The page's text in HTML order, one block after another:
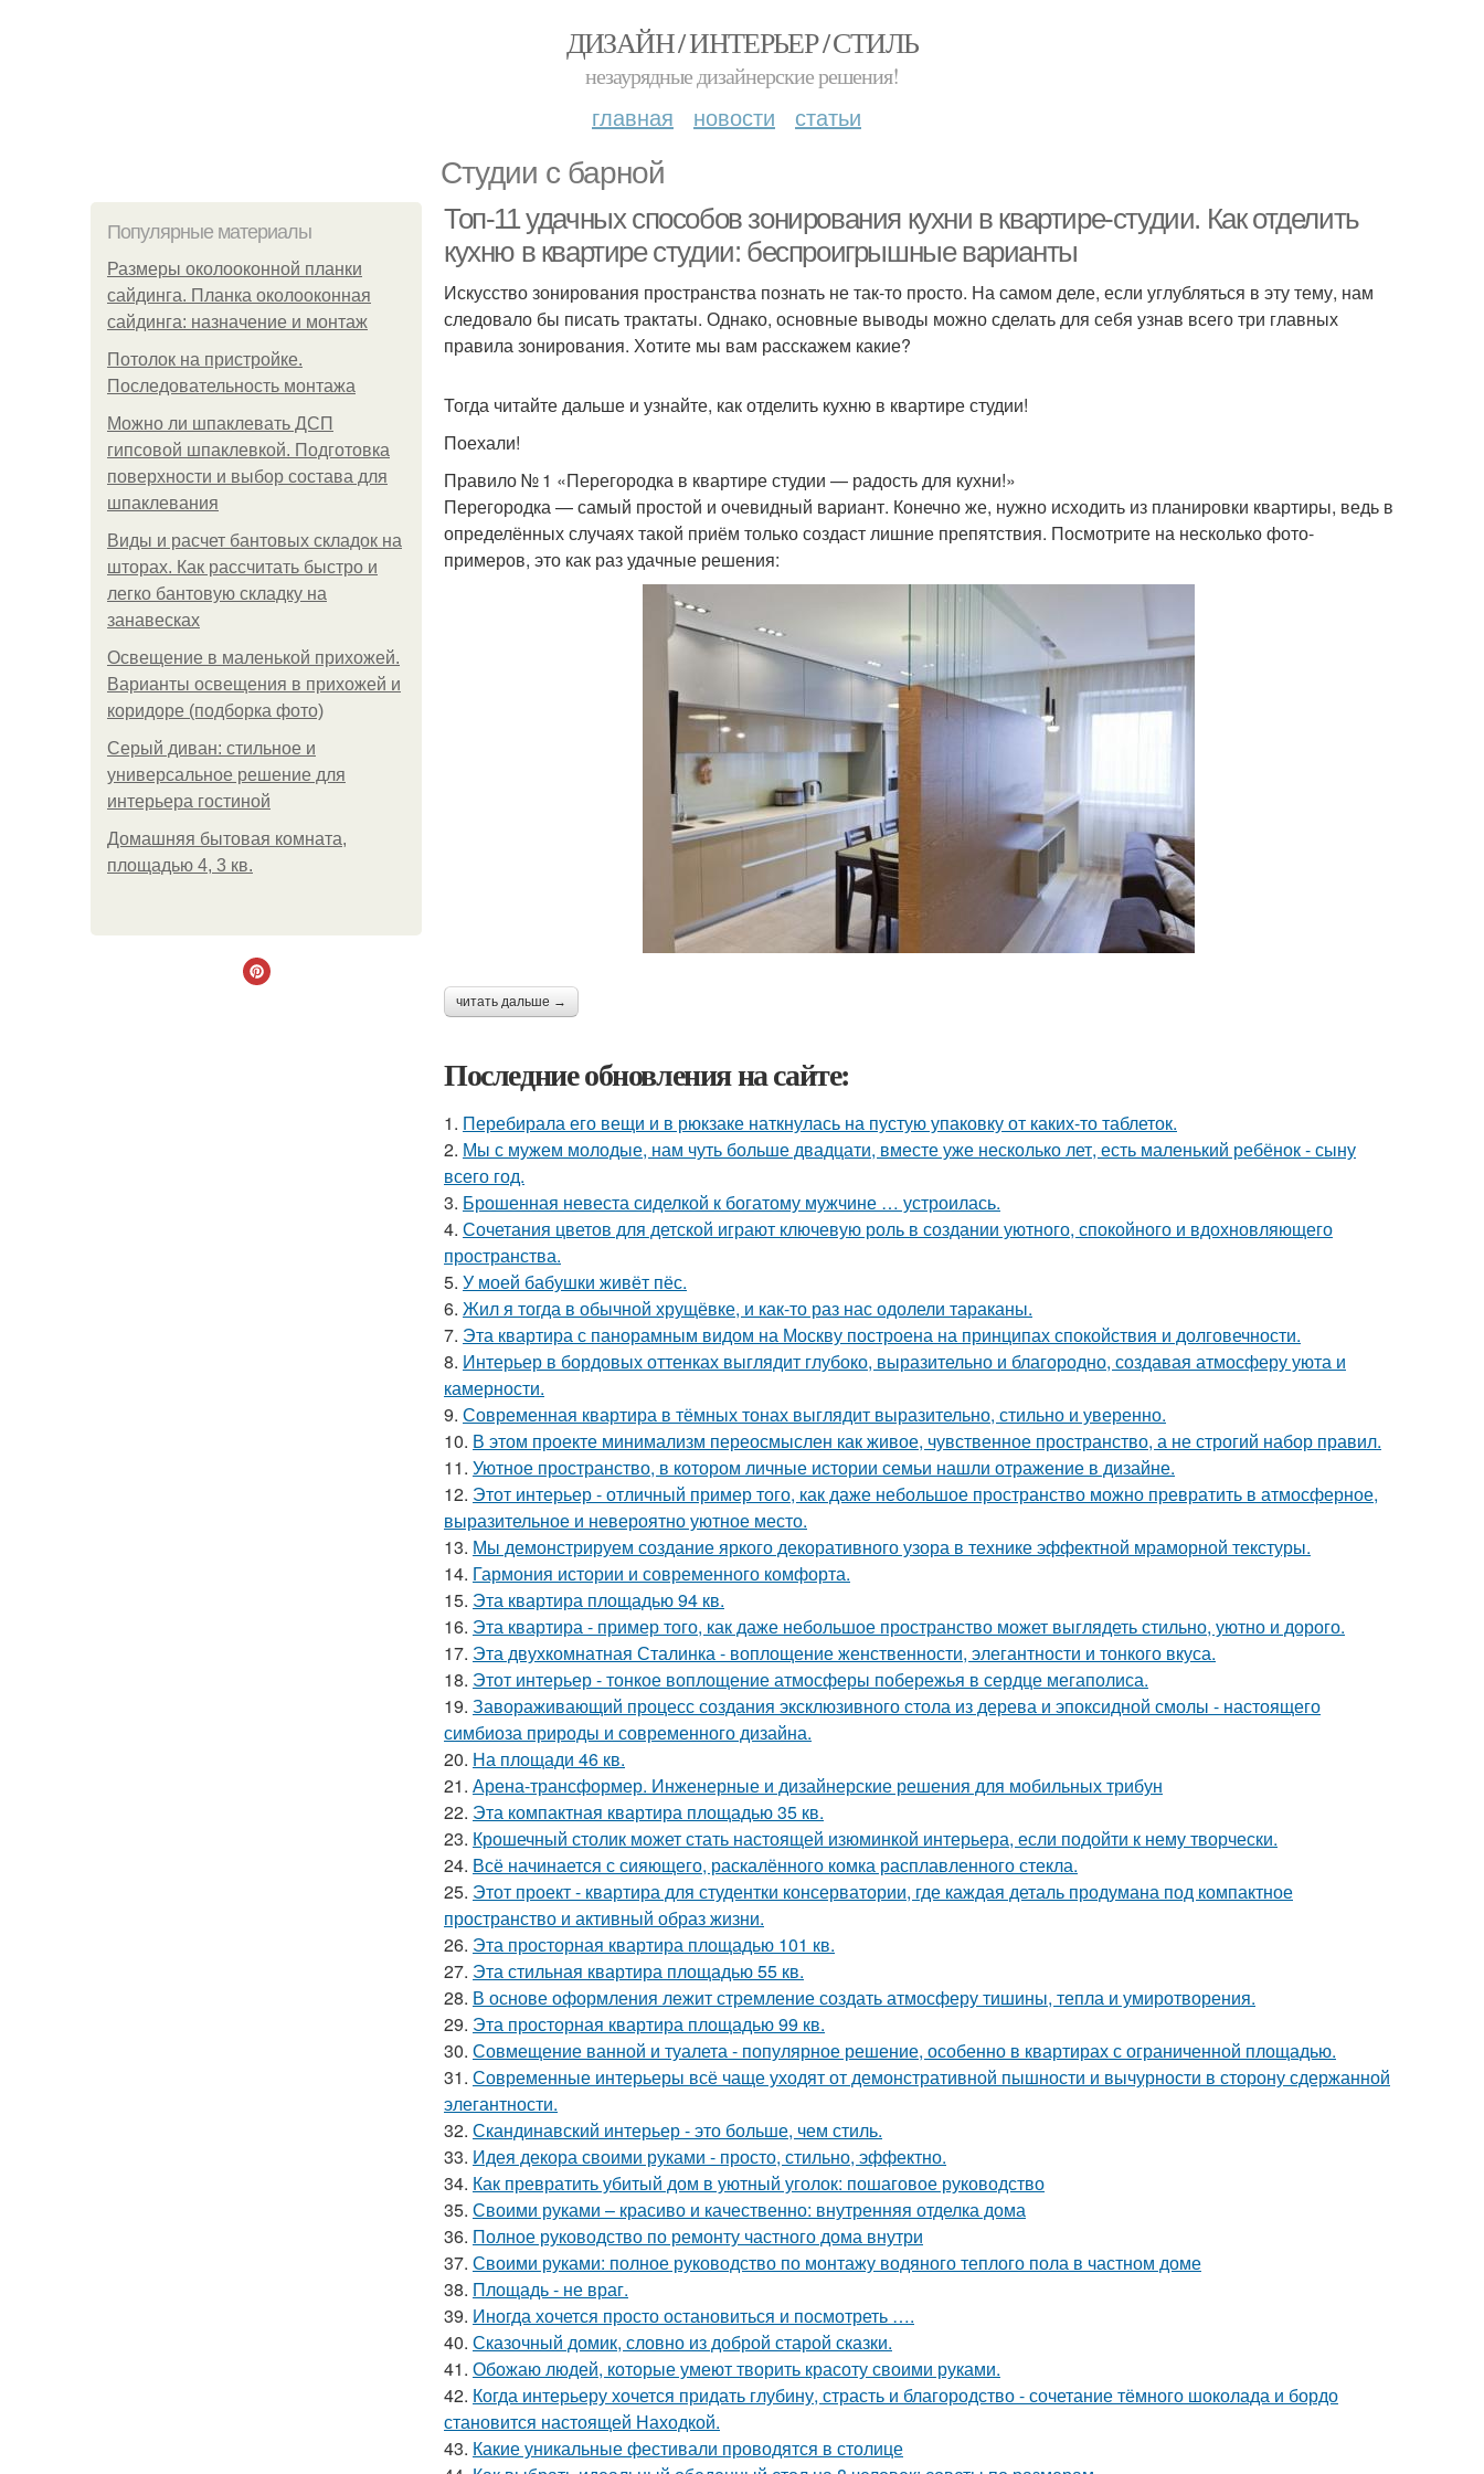
ДИЗАЙН / ИНТЕРЬЕР / СТИЛЬ
незаурядные дизайнерские решения!
главная новости статьи
Студии с барной
Популярные материалы
Размеры околооконной планки
сайдинга. Планка околооконная
сайдинга: назначение и монтаж
Потолок на пристройке.
Последовательность монтажа
Можно ли шпаклевать ДСП
гипсовой шпаклевкой. Подготовка
поверхности и выбор состава для
шпаклевания
Виды и расчет бантовых складок на
шторах. Как рассчитать быстро и
легко бантовую складку на
занавесках
Освещение в маленькой прихожей.
Варианты освещения в прихожей и
коридоре (подборка фото)
Серый диван: стильное и
универсальное решение для
интерьера гостиной
Домашняя бытовая комната,
площадью 4, 3 кв.
Топ-11 удачных способов зонирования кухни в квартире-студии. Как отделить
кухню в квартире студии: беспроигрышные варианты
Искусство зонирования пространства познать не так-то просто. На самом деле, если углубляться в эту тему, нам
следовало бы писать трактаты. Однако, основные выводы можно сделать для себя узнав всего три главных
правила зонирования. Хотите мы вам расскажем какие?
Тогда читайте дальше и узнайте, как отделить кухню в квартире студии!
Поехали!
Правило № 1 «Перегородка в квартире студии — радость для кухни!»
Перегородка — самый простой и очевидный вариант. Конечно же, нужно исходить из планировки квартиры, ведь в
определённых случаях такой приём только создаст лишние препятствия. Посмотрите на несколько фото-
примеров, это как раз удачные решения:
читать дальше →
Последние обновления на сайте:
1. Перебирала его вещи и в рюкзаке наткнулась на пустую упаковку от каких-то таблеток.
2. Мы с мужем молодые, нам чуть больше двадцати, вместе уже несколько лет, есть маленький ребёнок - сыну
всего год.
3. Брошенная невеста сиделкой к богатому мужчине … устроилась.
4. Сочетания цветов для детской играют ключевую роль в создании уютного, спокойного и вдохновляющего
пространства.
5. У моей бабушки живёт пёс.
6. Жил я тогда в обычной хрущёвке, и как-то раз нас одолели тараканы.
7. Эта квартира с панорамным видом на Москву построена на принципах спокойствия и долговечности.
8. Интерьер в бордовых оттенках выглядит глубоко, выразительно и благородно, создавая атмосферу уюта и
камерности.
9. Современная квартира в тёмных тонах выглядит выразительно, стильно и уверенно.
10. В этом проекте минимализм переосмыслен как живое, чувственное пространство, а не строгий набор правил.
11. Уютное пространство, в котором личные истории семьи нашли отражение в дизайне.
12. Этот интерьер - отличный пример того, как даже небольшое пространство можно превратить в атмосферное,
выразительное и невероятно уютное место.
13. Мы демонстрируем создание яркого декоративного узора в технике эффектной мраморной текстуры.
14. Гармония истории и современного комфорта.
15. Эта квартира площадью 94 кв.
16. Эта квартира - пример того, как даже небольшое пространство может выглядеть стильно, уютно и дорого.
17. Эта двухкомнатная Сталинка - воплощение женственности, элегантности и тонкого вкуса.
18. Этот интерьер - тонкое воплощение атмосферы побережья в сердце мегаполиса.
19. Завораживающий процесс создания эксклюзивного стола из дерева и эпоксидной смолы - настоящего
симбиоза природы и современного дизайна.
20. На площади 46 кв.
21. Арена-трансформер. Инженерные и дизайнерские решения для мобильных трибун
22. Эта компактная квартира площадью 35 кв.
23. Крошечный столик может стать настоящей изюминкой интерьера, если подойти к нему творчески.
24. Всё начинается с сияющего, раскалённого комка расплавленного стекла.
25. Этот проект - квартира для студентки консерватории, где каждая деталь продумана под компактное
пространство и активный образ жизни.
26. Эта просторная квартира площадью 101 кв.
27. Эта стильная квартира площадью 55 кв.
28. В основе оформления лежит стремление создать атмосферу тишины, тепла и умиротворения.
29. Эта просторная квартира площадью 99 кв.
30. Совмещение ванной и туалета - популярное решение, особенно в квартирах с ограниченной площадью.
31. Современные интерьеры всё чаще уходят от демонстративной пышности и вычурности в сторону сдержанной
элегантности.
32. Скандинавский интерьер - это больше, чем стиль.
33. Идея декора своими руками - просто, стильно, эффектно.
34. Как превратить убитый дом в уютный уголок: пошаговое руководство
35. Своими руками – красиво и качественно: внутренняя отделка дома
36. Полное руководство по ремонту частного дома внутри
37. Своими руками: полное руководство по монтажу водяного теплого пола в частном доме
38. Площадь - не враг.
39. Иногда хочется просто остановиться и посмотреть ….
40. Сказочный домик, словно из доброй старой сказки.
41. Обожаю людей, которые умеют творить красоту своими руками.
42. Когда интерьеру хочется придать глубину, страсть и благородство - сочетание тёмного шоколада и бордо
становится настоящей Находкой.
43. Какие уникальные фестивали проводятся в столице